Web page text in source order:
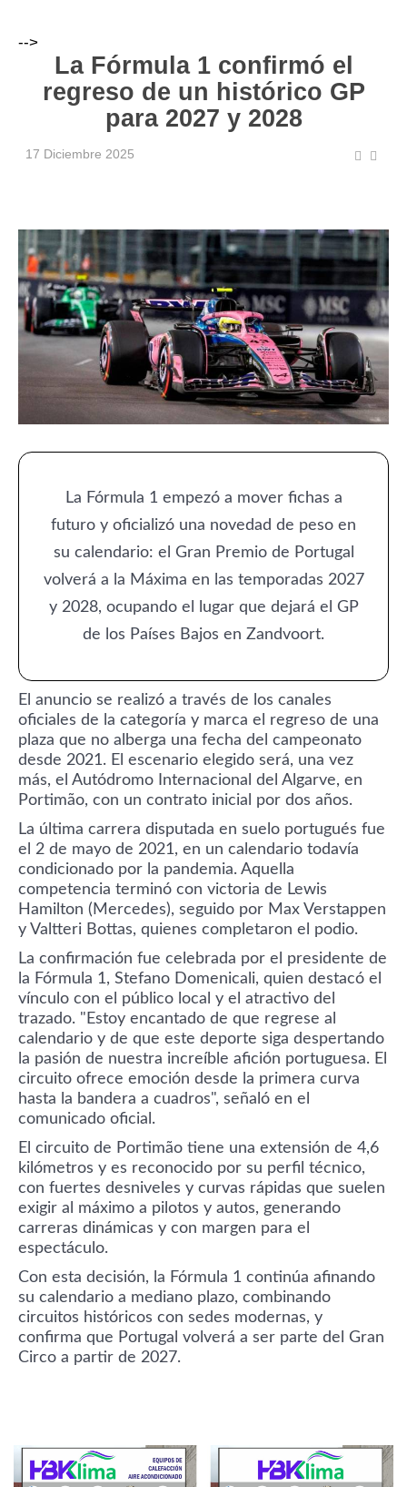
-->
La Fórmula 1 confirmó el
regreso de un histórico GP
para 2027 y 2028
17 Diciembre 2025
La Fórmula 1 empezó a mover fichas a
futuro y oficializó una novedad de peso en
su calendario: el Gran Premio de Portugal
volverá a la Máxima en las temporadas 2027
y 2028, ocupando el lugar que dejará el GP
de los Países Bajos en Zandvoort.
El anuncio se realizó a través de los canales
oficiales de la categoría y marca el regreso de una
plaza que no alberga una fecha del campeonato
desde 2021. El escenario elegido será, una vez
más, el Autódromo Internacional del Algarve, en
Portimão, con un contrato inicial por dos años.
La última carrera disputada en suelo portugués fue
el 2 de mayo de 2021, en un calendario todavía
condicionado por la pandemia. Aquella
competencia terminó con victoria de Lewis
Hamilton (Mercedes), seguido por Max Verstappen
y Valtteri Bottas, quienes completaron el podio.
La confirmación fue celebrada por el presidente de
la Fórmula 1, Stefano Domenicali, quien destacó el
vínculo con el público local y el atractivo del
trazado. "Estoy encantado de que regrese al
calendario y de que este deporte siga despertando
la pasión de nuestra increíble afición portuguesa. El
circuito ofrece emoción desde la primera curva
hasta la bandera a cuadros", señaló en el
comunicado oficial.
El circuito de Portimão tiene una extensión de 4,6
kilómetros y es reconocido por su perfil técnico,
con fuertes desniveles y curvas rápidas que suelen
exigir al máximo a pilotos y autos, generando
carreras dinámicas y con margen para el
espectáculo.
Con esta decisión, la Fórmula 1 continúa afinando
su calendario a mediano plazo, combinando
circuitos históricos con sedes modernas, y
confirma que Portugal volverá a ser parte del Gran
Circo a partir de 2027.